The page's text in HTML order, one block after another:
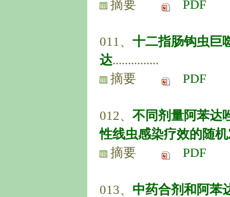
摘要
PDF
011、 十二指肠钩虫巨
达...............
摘要
PDF
012、 不同剂量阿苯达
性线虫感染疗效的随
摘要
PDF
013、 中药合剂和阿苯